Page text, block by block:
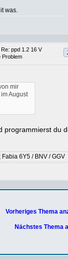
was.
ppd 1.2 16 V
Problem
mir
August
programmierst du
Fabia 6Y5 / BNV / GGV
Vorheriges Thema
Nächstes Thema